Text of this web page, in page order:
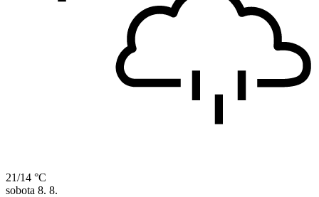
21/14 °C
sobota 8. 8.